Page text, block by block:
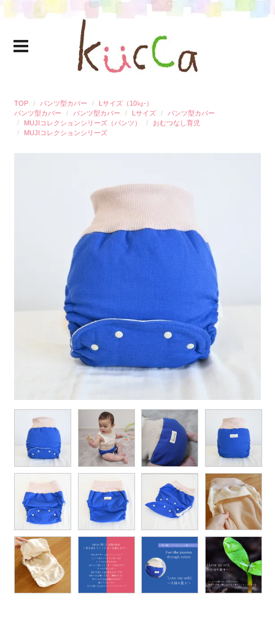
TOP パンツ型カバー
Lサイズ（10㎏-）
パンツ型カバー
パンツ型カバー Lサイズ
パンツ型カバー
MUJIコレクションシリーズ（パンツ）
おむつなし育児
MUJIコレクションシリーズ